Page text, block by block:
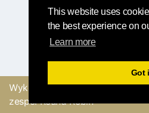
This website uses
the best experience on
Learn more
Got
Wykonane z
przez
zespół Round Robin